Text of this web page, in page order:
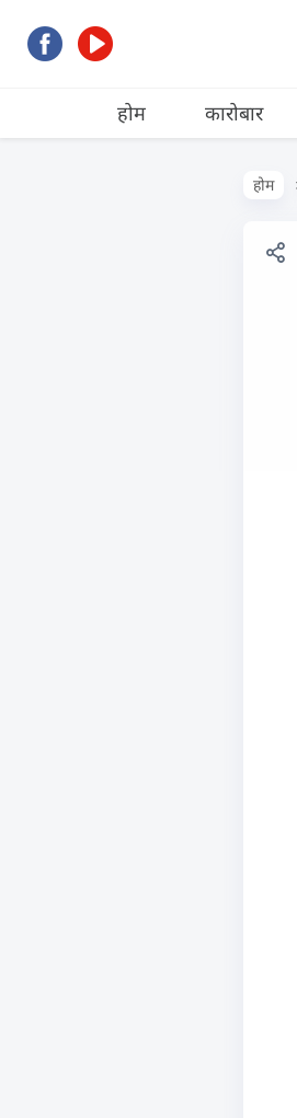
होम कारोबार
होम